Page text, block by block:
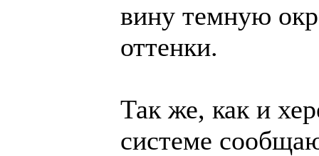
вину темную
оттенки.
Так же, как и
системе